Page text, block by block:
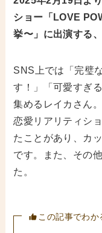
ショー「LOVE
挙〜」に出演する
SNS上では「完璧
す！」「可愛すぎ
集めるレイカさん。
恋愛リアリティシ
たことがあり、カ
です。また、その
た。
この記事でわか